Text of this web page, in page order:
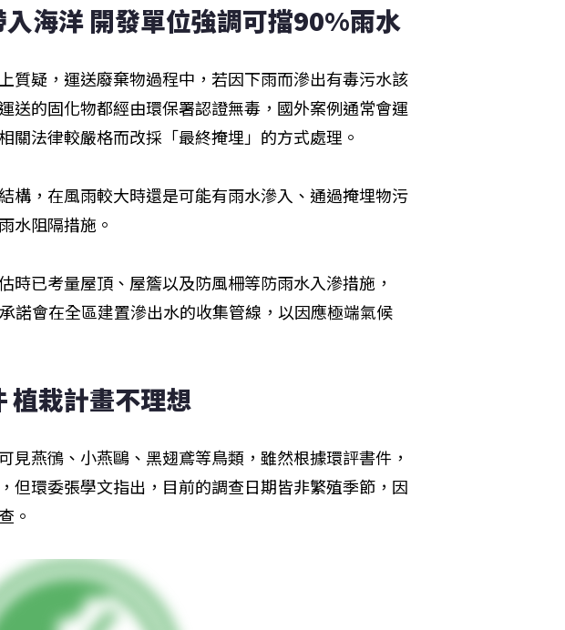
海洋 開發單位強調可擋90%雨水
質疑，運送廢棄物過程中，若因下雨而滲出有毒污水該
送的固化物都經由環保署認證無毒，國外案例通常會運
關法律較嚴格而改採「最終掩埋」的方式處理。
構，在風雨較大時還是可能有雨水滲入、通過掩埋物污
水阻隔措施。
時已考量屋頂、屋簷以及防風柵等防雨水入滲措施，
諾會在全區建置滲出水的收集管線，以因應極端氣候
植栽計畫不理想
見燕鴴、小燕鷗、黑翅鳶等鳥類，雖然根據環評書件，
但環委張學文指出，目前的調查日期皆非繁殖季節，因
。